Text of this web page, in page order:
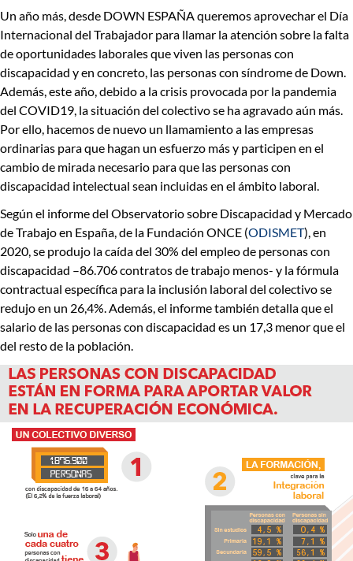
Un año más,desde DOWN ESPAÑA queremos aprovechar el Día
Internacional del Trabajador para llamar la atención sobre la falta
de oportunidades laborales que viven las personas con
discapacidad y en concreto, las personas con síndrome de Down.
Además, este año, debido a la crisis provocada por la pandemia
del COVID19, la situación del colectivo se ha agravado aún más.
Por ello, hacemos de nuevo un llamamiento a las empresas
ordinarias para que hagan un esfuerzo más y participen en el
cambio de mirada necesario para que las personas con
discapacidad intelectual sean incluidas en el ámbito laboral.
Según el informe del Observatorio sobre Discapacidad y Mercado
de Trabajo en España, de la Fundación ONCE (ODISMET), en
2020, se produjo la caída del 30% del empleo de personas con
discapacidad –86.706 contratos de trabajo menos- y la fórmula
contractual específica para la inclusión laboral del colectivo se
redujo en un 26,4%. Además, el informe también detalla queel
salario de las personas con discapacidad es un 17,3 menor que el
del resto de la población.